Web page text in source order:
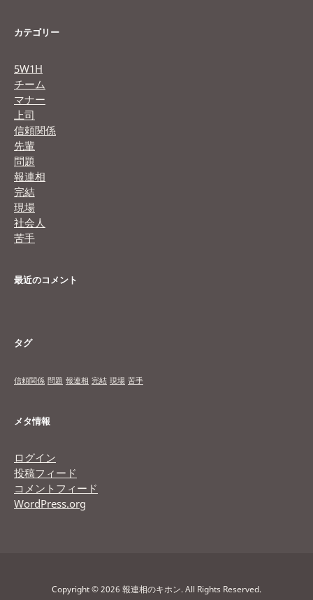
カテゴリー
5W1H
チーム
マナー
上司
信頼関係
先輩
問題
報連相
完結
現場
社会人
苦手
最近のコメント
タグ
信頼関係 問題 報連相 完結 現場 苦手
メタ情報
ログイン
投稿フィード
コメントフィード
WordPress.org
Copyright © 2026 報連相のキホン. All Rights Reserved.